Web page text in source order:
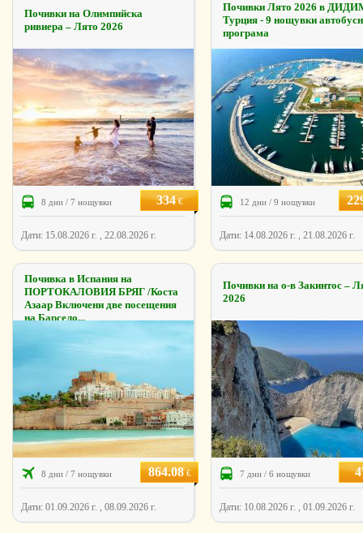
Почивки на Олимпийска
ривиера – Лято 2026
8 дни / 7 нощувки 334€
Дати: 15.08.2026 г. , 22.08.2026 г.
Почивки Лято 2026 в
Турция - 9 нощувки
програма
12 дни / 9 нощувки
Дати: 14.08.2026 г. , 21.08.2026 г.
Почивка в Испания на
ПОРТОКАЛОВИЯ БРЯГ /Коста
Азаар Включени две посещения
на Барсело...
8 дни / 7 нощувки 864.08€
Дати: 01.09.2026 г. , 08.09.2026 г.
Почивки на о-в Закинтос –
2026
7 дни / 6 нощувки
Дати: 10.08.2026 г. , 01.09.2026 г.